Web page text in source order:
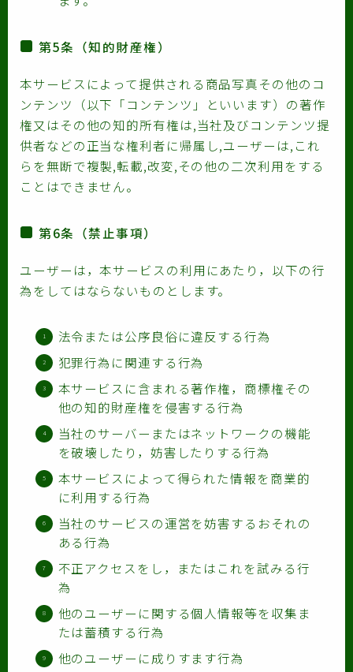
第5条（知的財産権）
本サービスによって提供される商品写真その他のコ
ンテンツ（以下「コンテンツ」といいます）の著作
権又はその他の知的所有権は,当社及びコンテンツ提
供者などの正当な権利者に帰属し,ユーザーは,これ
らを無断で複製,転載,改変,その他の二次利用をする
ことはできません。
第6条（禁止事項）
ユーザーは，本サービスの利用にあたり，以下の行
為をしてはならないものとします。
法令または公序良俗に違反する行為
犯罪行為に関連する行為
本サービスに含まれる著作権，商標権その
他の知的財産権を侵害する行為
当社のサーバーまたはネットワークの機能
を破壊したり，妨害したりする行為
本サービスによって得られた情報を商業的
に利用する行為
当社のサービスの運営を妨害するおそれの
ある行為
不正アクセスをし，またはこれを試みる行
為
他のユーザーに関する個人情報等を収集ま
たは蓄積する行為
他のユーザーに成りすます行為